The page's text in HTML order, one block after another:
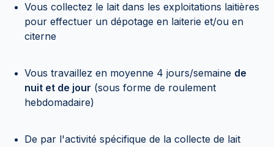
Vous collectez le lait dans les exploitations laitières
pour effectuer un dépotage en laiterie et/ou en
citerne
Vous travaillez en moyenne 4 jours/semaine de
nuit et de jour (sous forme de roulement
hebdomadaire)
De par l'activité spécifique de la collecte de lait